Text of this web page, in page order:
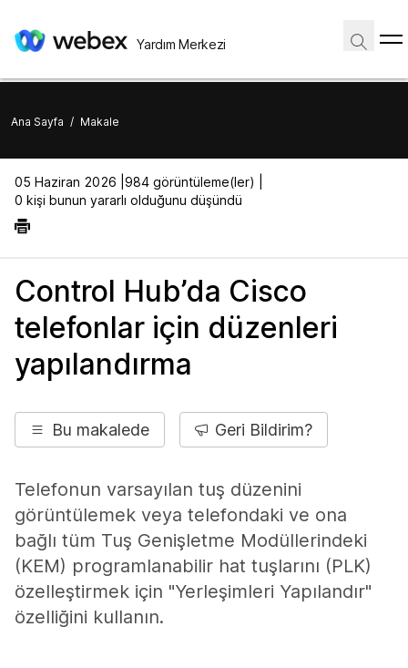
Yardım Merkezi
Ana Sayfa / Makale
05 Haziran 2026 | 984 görüntüleme(ler) |
0 kişi bunun yararlı olduğunu düşündü
Control Hub’da Cisco
telefonlar için düzenleri
yapılandırma
Bu makalede Geri Bildirim?
Telefonun varsayılan tuş düzenini
görüntülemek veya telefondaki ve ona
bağlı tüm Tuş Genişletme Modüllerindeki
(KEM) programlanabilir hat tuşlarını (PLK)
özelleştirmek için "Yerleşimleri Yapılandır"
özelliğini kullanın.